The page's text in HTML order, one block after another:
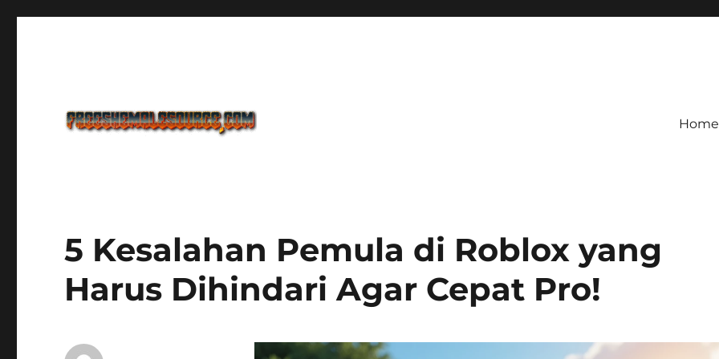
Home
5 Kesalahan Pemula di Roblox yang
Harus Dihindari Agar Cepat Pro!